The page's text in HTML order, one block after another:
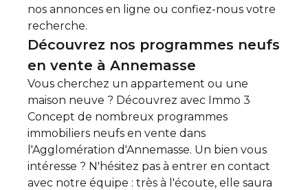
nos annonces en ligne ou confiez-nous votre
recherche.
Découvrez nos programmes neufs
en vente à Annemasse
Vous cherchez un appartement ou une
maison neuve ? Découvrez avec Immo 3
Concept de nombreux programmes
immobiliers neufs en vente dans
l'Agglomération d'Annemasse. Un bien vous
intéresse ? N'hésitez pas à entrer en contact
avec notre équipe : très à l'écoute, elle saura